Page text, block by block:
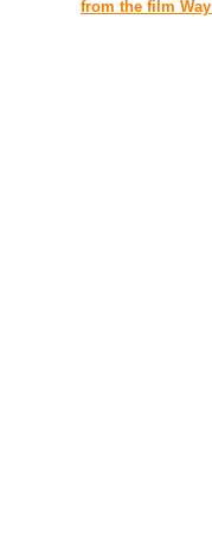
from the film